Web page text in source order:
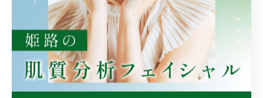
ぐポイントとなります。
美肌を叶える最新の肌質改善法とは何か
姫路市では、美容医療の進化により肌質改善の選択肢が
広がっています。コラーゲン注入やダーマペン4、ケミカ